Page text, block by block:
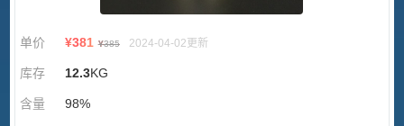
单价 ¥381 ¥385 2024-04-02更新
库存 12.3KG
含量 98%